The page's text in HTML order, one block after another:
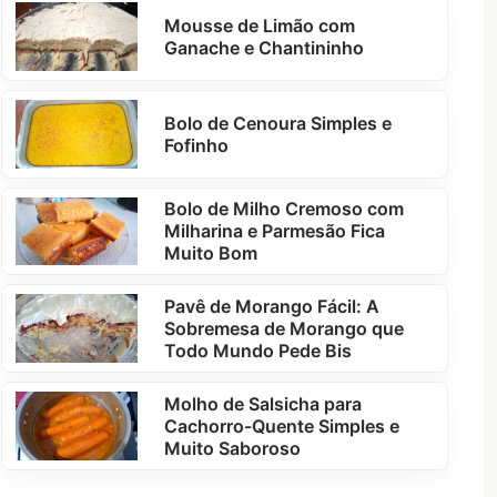
Mousse de Limão com
Ganache e Chantininho
Bolo de Cenoura Simples e
Fofinho
Bolo de Milho Cremoso com
Milharina e Parmesão Fica
Muito Bom
Pavê de Morango Fácil: A
Sobremesa de Morango que
Todo Mundo Pede Bis
Molho de Salsicha para
Cachorro-Quente Simples e
Muito Saboroso